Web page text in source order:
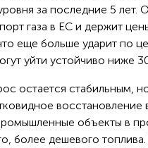
за последние 5 лет.
газа в ЕС и держит
еще больше ударит по
уйти устойчиво ниже
остается стабильным,
восстановление
объекты в
более дешевого